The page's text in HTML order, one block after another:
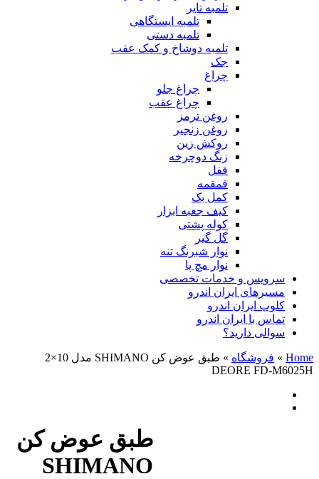
تلمبه تایر
تلمبه ایستگاهی
تلمبه دستی
تلمبه دوشاخ و کمک عقب
جک
چراغ
چراغ جلو
چراغ عقب
روغن ترمز
روغن زنجیر
روکش زین
زنگ دوچرخه
قفل
قمقمه
کمل بک
کیف جعبه ابزار
کوله پشتی
گل گیر
نوار شبرنگ تنه
نوار مچ پا
سرویس و خدمات تخصصی
مسیرهای ایران اندرو
کلوپ ایران اندرو
تماس با ایران اندرو
سوالی دارید؟
Home
» فروشگاه »
طبق عوض کن SHIMANO مدل 10×2
DEORE FD-M6025H
طبق عوض کن
SHIMANO